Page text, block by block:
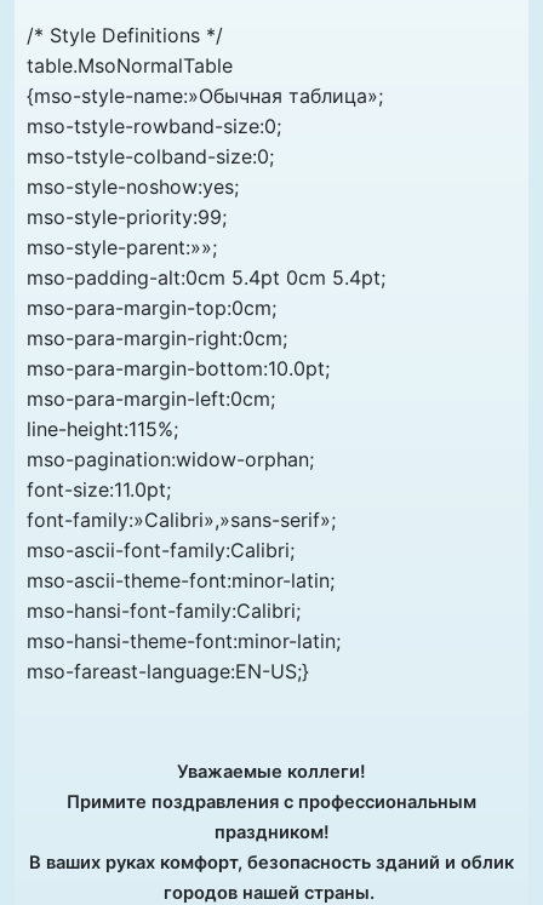
/* Style Definitions */
table.MsoNormalTable
{mso-style-name:»Обычная таблица»;
mso-tstyle-rowband-size:0;
mso-tstyle-colband-size:0;
mso-style-noshow:yes;
mso-style-priority:99;
mso-style-parent:»»;
mso-padding-alt:0cm 5.4pt 0cm 5.4pt;
mso-para-margin-top:0cm;
mso-para-margin-right:0cm;
mso-para-margin-bottom:10.0pt;
mso-para-margin-left:0cm;
line-height:115%;
mso-pagination:widow-orphan;
font-size:11.0pt;
font-family:»Calibri»,»sans-serif»;
mso-ascii-font-family:Calibri;
mso-ascii-theme-font:minor-latin;
mso-hansi-font-family:Calibri;
mso-hansi-theme-font:minor-latin;
mso-fareast-language:EN-US;}
Уважаемые коллеги!
Примите поздравления с профессиональным
праздником!
В ваших руках комфорт, безопасность зданий и облик
городов нашей страны.